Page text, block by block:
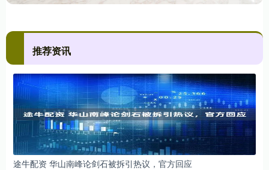
推荐资讯
途牛配资 华山南峰论剑石被拆引热议，官方回应